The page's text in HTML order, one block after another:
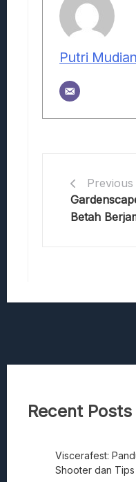
Putri Mudian
Betah
Recent Posts
Viscerafest:
Shooter dan